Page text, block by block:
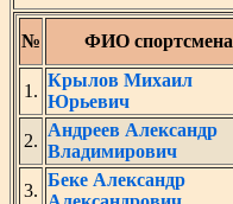
№ ФИО спортсмена
1.
Крылов Михаил
Юрьевич
2.
Андреев Александр
Владимирович
3.
Беке Александр